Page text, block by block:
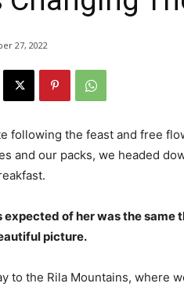
27, 2022
following the feast and free
and our packs, we headed
expected of her was the same
picture.
to the Rila Mountains, where